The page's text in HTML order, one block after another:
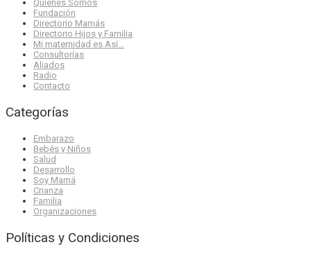
Quienes Somos
Fundación
Directorio Mamás
Directorio Hijos y Familia
Mi maternidad es Así…
Consultorías
Aliados
Radio
Contacto
Categorías
Embarazo
Bebés y Niños
Salud
Desarrollo
Soy Mamá
Crianza
Familia
Organizaciones
Políticas y Condiciones